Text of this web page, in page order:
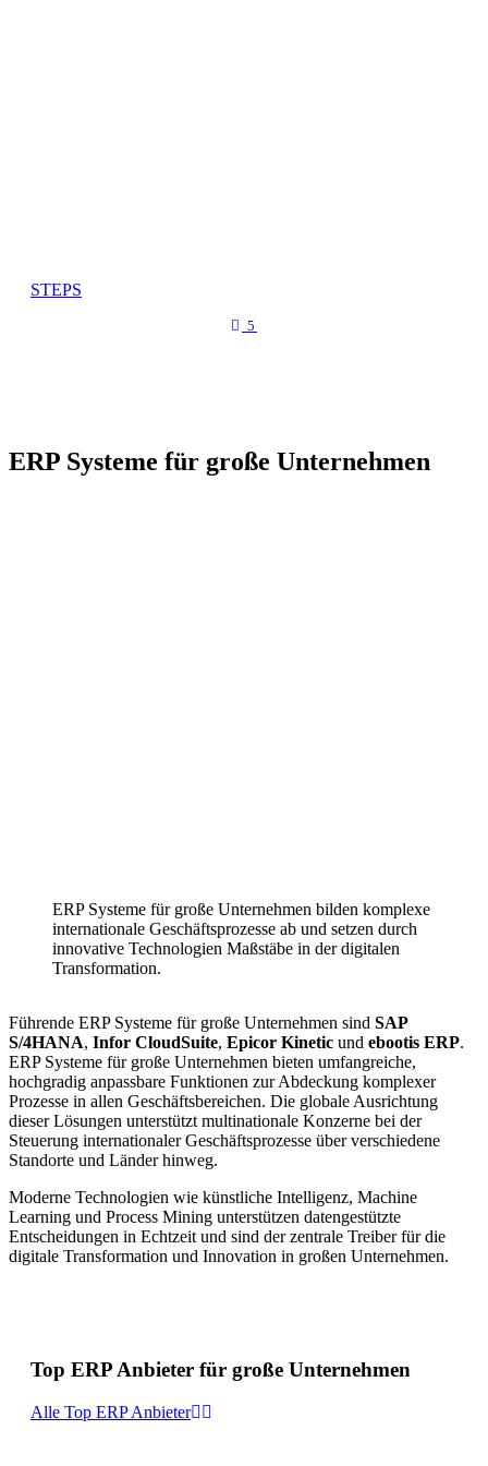
STEPS
5
ERP Systeme für große Unternehmen
ERP Systeme für große Unternehmen bilden komplexe
internationale Geschäftsprozesse ab und setzen durch
innovative Technologien Maßstäbe in der digitalen
Transformation.
Führende ERP Systeme für große Unternehmen sind SAP
S/4HANA, Infor CloudSuite, Epicor Kinetic und ebootis ERP.
ERP Systeme für große Unternehmen bieten umfangreiche,
hochgradig anpassbare Funktionen zur Abdeckung komplexer
Prozesse in allen Geschäftsbereichen. Die globale Ausrichtung
dieser Lösungen unterstützt multinationale Konzerne bei der
Steuerung internationaler Geschäftsprozesse über verschiedene
Standorte und Länder hinweg.
Moderne Technologien wie künstliche Intelligenz, Machine
Learning und Process Mining unterstützen datengestützte
Entscheidungen in Echtzeit und sind der zentrale Treiber für die
digitale Transformation und Innovation in großen Unternehmen.
Top ERP Anbieter für große Unternehmen
Alle Top ERP Anbieter